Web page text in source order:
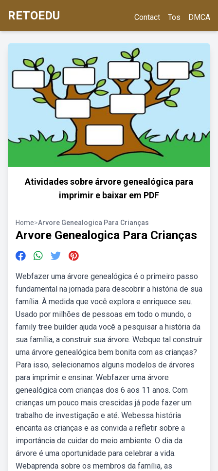
RETOEDU Contact Tos DMCA
Atividades sobre árvore genealógica para
imprimir e baixar em PDF
Home>Arvore Genealogica Para Crianças
Arvore Genealogica Para Crianças
Webfazer uma árvore genealógica é o primeiro passo
fundamental na jornada para descobrir a história de sua
família. À medida que você explora e enriquece seu.
Usado por milhões de pessoas em todo o mundo, o
family tree builder ajuda você a pesquisar a história da
sua família, a construir sua árvore. Webque tal construir
uma árvore genealógica bem bonita com as crianças?
Para isso, selecionamos alguns modelos de árvores
para imprimir e ensinar. Webfazer uma árvore
genealógica com crianças dos 6 aos 11 anos. Com
crianças um pouco mais crescidas já pode fazer um
trabalho de investigação e até. Webessa história
encanta as crianças e as convida a refletir sobre a
importância de cuidar do meio ambiente. O dia da
árvore é uma oportunidade para celebrar a vida.
Webaprenda sobre os membros da família, as